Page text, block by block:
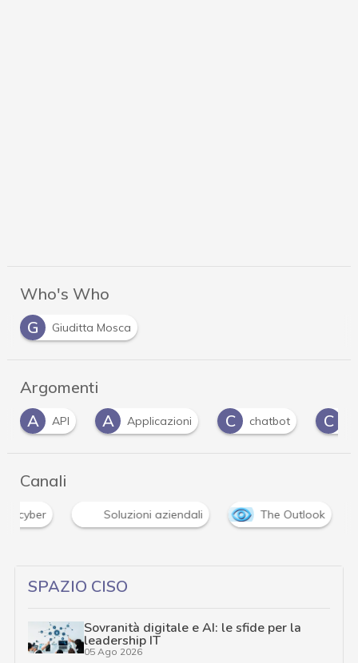
Who's Who
G
Giuditta Mosca
Argomenti
A
API A Applicazioni C chatbot C
Canali
cyber Soluzioni aziendali The Outlook
SPAZIO CISO
Sovranità digitale e AI: le sfide per la
leadership IT
05 Ago 2026